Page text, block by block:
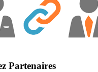
Partenaires